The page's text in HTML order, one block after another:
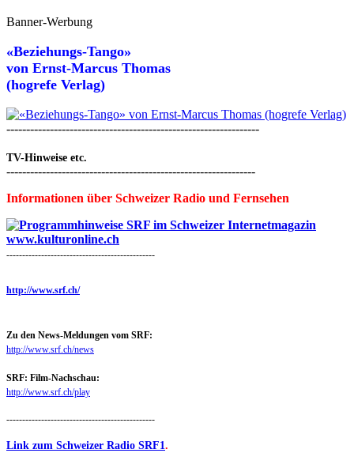
Banner-Werbung
«Beziehungs-Tango»
von Ernst-Marcus Thomas
(hogrefe Verlag)
----------------------------------------------------------------
TV-Hinweise etc.
---------------------------------------------------------------
Informationen über Schweizer Radio und Fernsehen
-----------------------------------------------
http://www.srf.ch/
Zu den News-Meldungen vom SRF:
http://www.srf.ch/news
SRF: Film-Nachschau:
http://www.srf.ch/play
-----------------------------------------------
Link zum Schweizer Radio SRF1.